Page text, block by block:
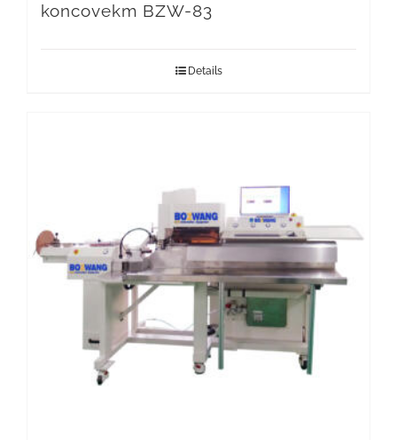
koncovekm BZW-83
Details